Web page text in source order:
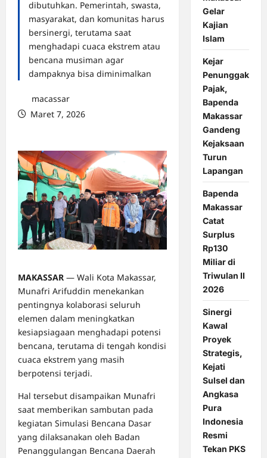
dibutuhkan. Pemerintah, swasta,
masyarakat, dan komunitas harus
bersinergi, terutama saat
menghadapi cuaca ekstrem atau
bencana musiman agar
dampaknya bisa diminimalkan
macassar
Maret 7, 2026
MAKASSAR — Wali Kota Makassar,
Munafri Arifuddin menekankan
pentingnya kolaborasi seluruh
elemen dalam meningkatkan
kesiapsiagaan menghadapi potensi
bencana, terutama di tengah kondisi
cuaca ekstrem yang masih
berpotensi terjadi.
Hal tersebut disampaikan Munafri
saat memberikan sambutan pada
kegiatan Simulasi Bencana Dasar
yang dilaksanakan oleh Badan
Penanggulangan Bencana Daerah
Gelar
Kajian
Islam
Kejar
Penunggak
Pajak,
Bapenda
Makassar
Gandeng
Kejaksaan
Turun
Lapangan
Bapenda
Makassar
Catat
Surplus
Rp130
Miliar di
Triwulan II
2026
Sinergi
Kawal
Proyek
Strategis,
Kejati
Sulsel dan
Angkasa
Pura
Indonesia
Resmi
Tekan PKS